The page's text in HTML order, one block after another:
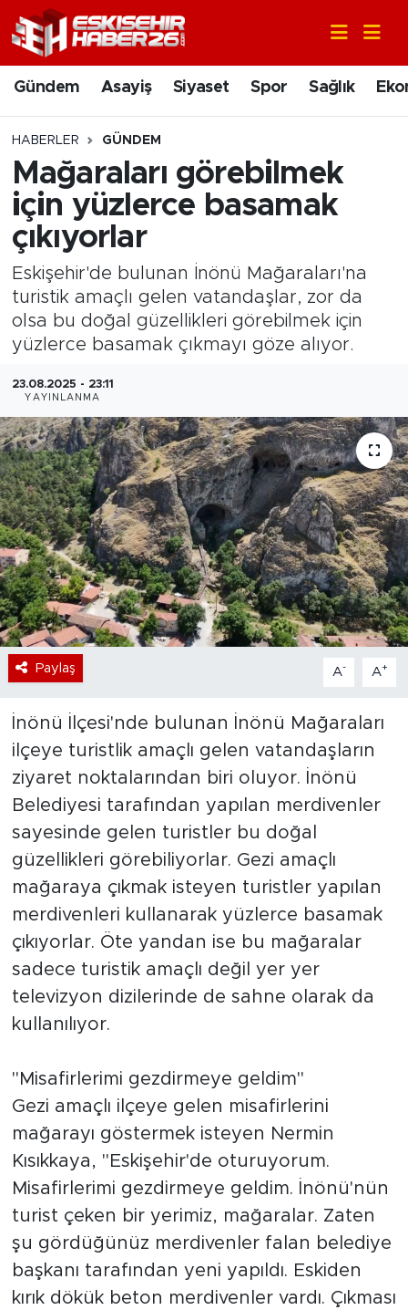
Gündem Asayiş Siyaset Spor Sağlık
HABERLER GÜNDEM
Mağaraları görebilmek
için yüzlerce basamak
çıkıyorlar
Eskişehir'de bulunan İnönü Mağaraları'na
turistik amaçlı gelen vatandaşlar, zor da
olsa bu doğal güzellikleri görebilmek için
yüzlerce basamak çıkmayı göze alıyor.
23.08.2025 - 23:11
YAYINLANMA
Paylaş A- A+
İnönü İlçesi'nde bulunan İnönü Mağaraları
ilçeye turistlik amaçlı gelen vatandaşların
ziyaret noktalarından biri oluyor. İnönü
Belediyesi tarafından yapılan merdivenler
sayesinde gelen turistler bu doğal
güzellikleri görebiliyorlar. Gezi amaçlı
mağaraya çıkmak isteyen turistler yapılan
merdivenleri kullanarak yüzlerce basamak
çıkıyorlar. Öte yandan ise bu mağaralar
sadece turistik amaçlı değil yer yer
televizyon dizilerinde de sahne olarak da
kullanılıyor.
"Misafirlerimi gezdirmeye geldim"
Gezi amaçlı ilçeye gelen misafirlerini
mağarayı göstermek isteyen Nermin
Kısıkkaya, "Eskişehir'de oturuyorum.
Misafirlerimi gezdirmeye geldim. İnönü'nün
turist çeken bir yerimiz, mağaralar. Zaten
şu gördüğünüz merdivenler falan belediye
başkanı tarafından yeni yapıldı. Eskiden
kırık dökük beton merdivenler vardı. Çıkması
Gündem
Asayiş
Siyaset
Spor
Sağlık
Ekonomi
Eğitim
Sanat
Bölge
Teknoloji
Magazin
Dünya
Sektör
Nöbetçi Eczaneler
Hava Durumu
Trafik Durumu
Süper Lig Puan Durumu ve Fikstür
Tüm Manşetler
Son Dakika Haberleri
Haber Arşivi